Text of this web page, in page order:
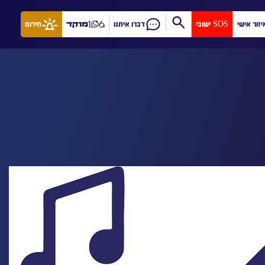
אישי SOS ישובי דברו איתנו מוקד חירום